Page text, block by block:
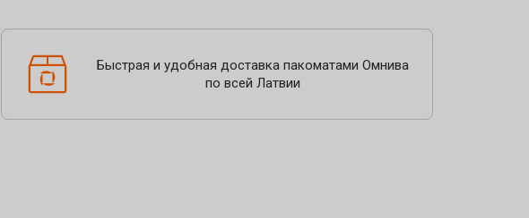
Быстрая и удобная доставка пакоматами Омнива
по всей Латвии